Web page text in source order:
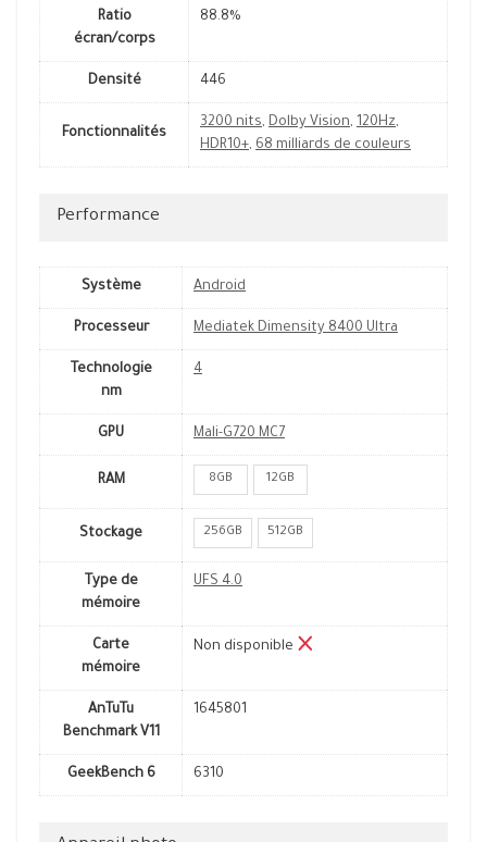
Ratio
écran/corps
88.8%
Densité 446
Fonctionnalités
3200 nits, Dolby Vision, 120Hz,
HDR10+, 68 milliards de couleurs
Performance
Système Android
Processeur Mediatek Dimensity 8400 Ultra
Technologie
nm
4
GPU Mali-G720 MC7
RAM 8GB 12GB
Stockage 256GB 512GB
Type de
mémoire
UFS 4.0
Carte
mémoire
Non disponible
AnTuTu
Benchmark V11
1645801
GeekBench 6 6310